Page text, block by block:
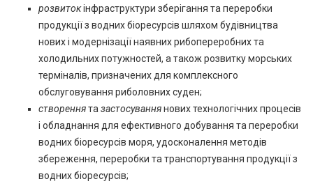
розвитокінфраструктури зберігання та переробки
продукції з водних біоресурсів шляхом будівництва
нових і модернізації наявних рибопереробних та
холодильних потужностей, а також розвитку морських
терміналів, призначених для комплексного
обслуговування риболовних суден;
створеннята застосуваннянових технологічних процесів
і обладнання для ефективного добування та переробки
водних біоресурсів моря, удосконалення методів
збереження, переробки та транспортування продукції з
водних біоресурсів;